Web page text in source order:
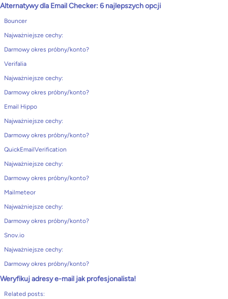
Alternatywy dla Email Checker: 6 najlepszych opcji
Bouncer
Najważniejsze cechy:
Darmowy okres próbny/konto?
Verifalia
Najważniejsze cechy:
Darmowy okres próbny/konto?
Email Hippo
Najważniejsze cechy:
Darmowy okres próbny/konto?
QuickEmailVerification
Najważniejsze cechy:
Darmowy okres próbny/konto?
Mailmeteor
Najważniejsze cechy:
Darmowy okres próbny/konto?
Snov.io
Najważniejsze cechy:
Darmowy okres próbny/konto?
Weryfikuj adresy e-mail jak profesjonalista!
Related posts: